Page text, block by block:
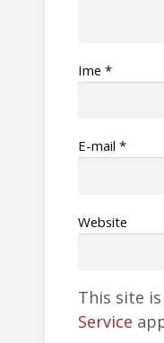
Ime *
Е-mail *
Website
This site
Service